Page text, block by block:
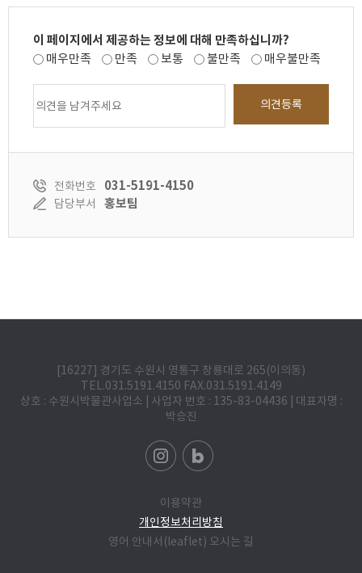
이 페이지에서 제공하는 정보에 대해 만족하십니까?
매우만족
만족 보통 불만족 매우불만족
의견등록
전화번호 031-5191-4150
담당부서 홍보팀
[16227] 경기도 수원시 영통구 창룡대로 265(이의동)
TEL.031.5191.4150 FAX.031.5191.4149
상호 : 수원시박물관사업소 | 사업자 번호 : 135-83-04436 | 대표자명 :
박승진
이용약관
개인정보처리방침
영어 안내서(leaflet) 오시는 길